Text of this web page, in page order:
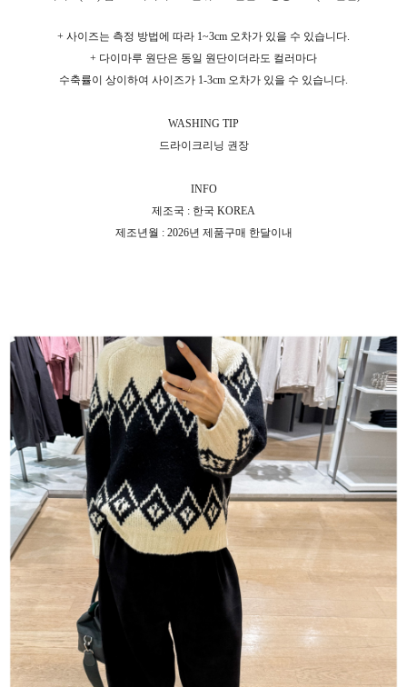
+ 사이즈는 측정 방법에 따라 1~3cm 오차가 있을 수 있습니다.
+ 다이마루 원단은 동일 원단이더라도 컬러마다
수축률이 상이하여 사이즈가 1-3cm 오차가 있을 수 있습니다.
WASHING TIP
드라이크리닝 권장
INFO
제조국 : 한국 KOREA
제조년월 : 2026년 제품구매 한달이내